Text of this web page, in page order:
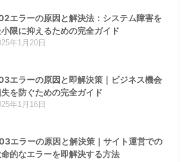
エラーの原因と解決法：システム障害を
限に抑えるための完全ガイド
年1月20日
エラーの原因と即解決策｜ビジネス機会
を防ぐための完全ガイド
年1月16日
エラーの原因と解決策｜サイト運営での
的なエラーを即解決する方法